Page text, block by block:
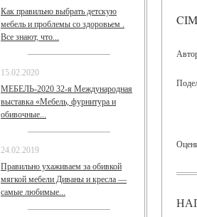
Как правильно выбрать детскую
мебель и проблемы со здоровьем .
Все знают, что...
15.02.2020
МЕБЕЛЬ-2020 32-я Международная
выставка «Мебель, фурнитура и
обивочные...
24.02.2019
Правильно ухаживаем за обивкой
мягкой мебели Диваны и кресла —
самые любимые...